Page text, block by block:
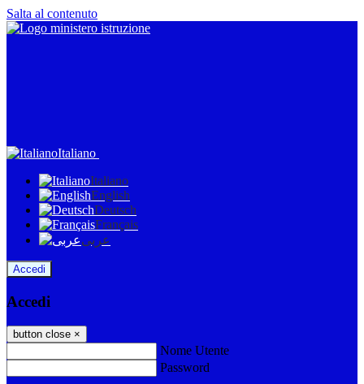
Salta al contenuto
Italiano
Italiano
English
Deutsch
Français
عربى
Accedi
Accedi
button close ×
Nome Utente
Password